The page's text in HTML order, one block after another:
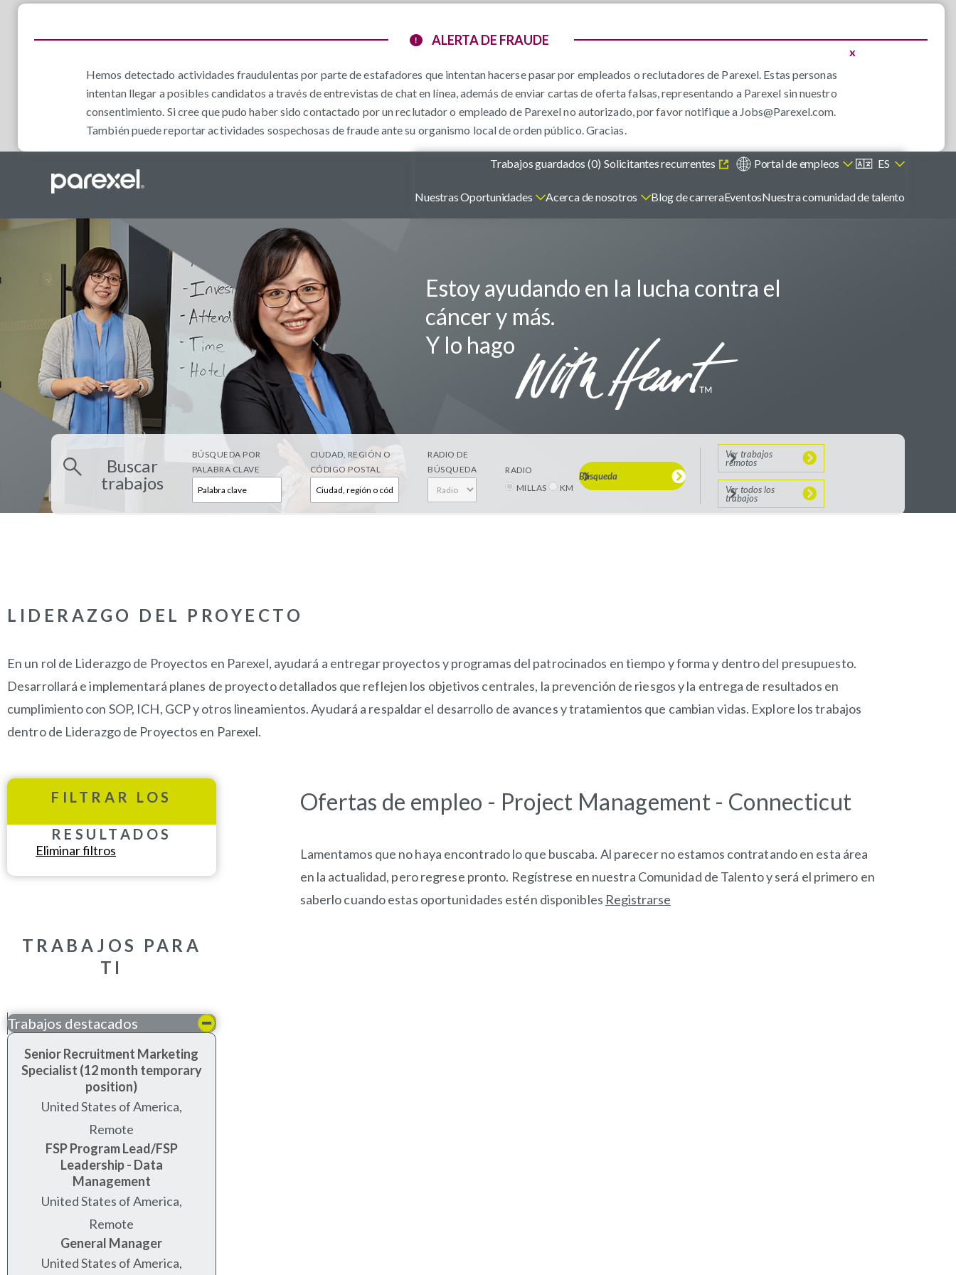
x
ALERTA DE FRAUDE
Hemos detectado actividades fraudulentas por parte de estafadores que intentan hacerse pasar por empleados o reclutadores de Parexel. Estas personas
intentan llegar a posibles candidatos a través de entrevistas de chat en línea, además de enviar cartas de oferta falsas, representando a Parexel sin nuestro
consentimiento. Si cree que pudo haber sido contactado por un reclutador o empleado de Parexel no autorizado, por favor notifique a Jobs@Parexel.com.
También puede reportar actividades sospechosas de fraude ante su organismo local de orden público. Gracias.
ES
Portal de empleos
Solicitantes recurrentes
Trabajos guardados (0)
Nuestras Oportunidades Acerca de nosotros Blog de carreraEventosNuestra comunidad de talento
Estoy ayudando en la lucha contra el
cáncer y más.
Y lo hago
Buscar
trabajos
BÚSQUEDA POR
PALABRA CLAVE
CIUDAD, REGIÓN O
CÓDIGO POSTAL
RADIO DE
BÚSQUEDA
RADIO
MILLAS
KM
Búsqueda
Ver trabajos
remotos
Ver todos los
trabajos
LIDERAZGO DEL PROYECTO
En un rol de Liderazgo de Proyectos en Parexel, ayudará a entregar proyectos y programas del patrocinados en tiempo y forma y dentro del presupuesto.
Desarrollará e implementará planes de proyecto detallados que reflejen los objetivos centrales, la prevención de riesgos y la entrega de resultados en
cumplimiento con SOP, ICH, GCP y otros lineamientos. Ayudará a respaldar el desarrollo de avances y tratamientos que cambian vidas. Explore los trabajos
dentro de Liderazgo de Proyectos en Parexel.
Ofertas de empleo - Project Management - Connecticut
Lamentamos que no haya encontrado lo que buscaba. Al parecer no estamos contratando en esta área
en la actualidad, pero regrese pronto. Regístrese en nuestra Comunidad de Talento y será el primero en
saberlo cuando estas oportunidades estén disponibles Registrarse
FILTRAR LOS
RESULTADOS
Eliminar filtros
TRABAJOS PARA
TI
Trabajos destacados
Senior Recruitment Marketing
Specialist (12 month temporary
position)
United States of America,
Remote
FSP Program Lead/FSP
Leadership - Data
Management
United States of America,
Remote
General Manager
United States of America,